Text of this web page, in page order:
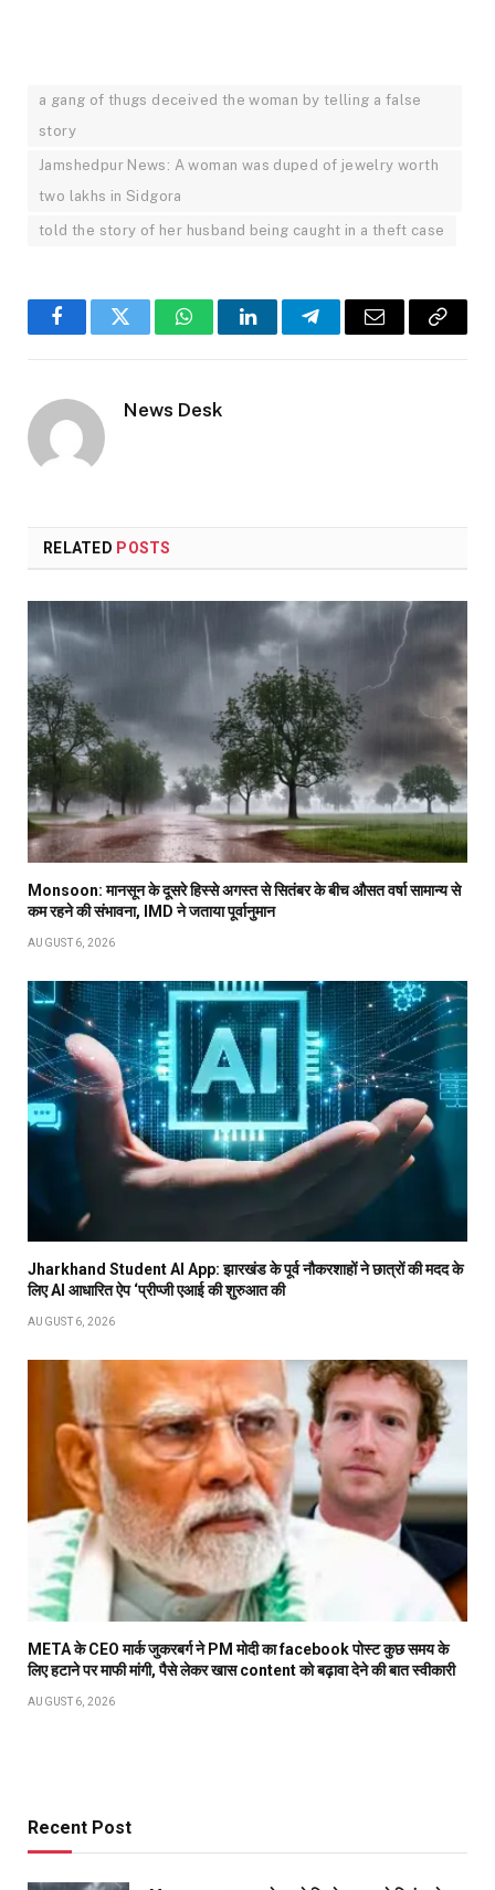
a gang of thugs deceived the woman by telling a false
story
Jamshedpur News: A woman was duped of jewelry worth
two lakhs in Sidgora
told the story of her husband being caught in a theft case
FacebookTwitter WhatsAppLinkedInTelegramEmail
Copy
News Desk
RELATED POSTS
Monsoon: मानसून के दूसरे हिस्से अगस्त से सितंबर के बीच औसत वर्षा सामान्य से
कम रहने की संभावना, IMD ने जताया पूर्वानुमान
AUGUST 6, 2026
Jharkhand Student AI App: झारखंड के पूर्व नौकरशाहों ने छात्रों की मदद के
लिए AI आधारित ऐप ‘प्रीप्जी एआई की शुरुआत की
AUGUST 6, 2026
META के CEO मार्क जुकरबर्ग ने PM मोदी का facebook पोस्ट कुछ समय के
लिए हटाने पर माफी मांगी, पैसे लेकर खास content को बढ़ावा देने की बात स्वीकारी
AUGUST 6, 2026
Recent Post